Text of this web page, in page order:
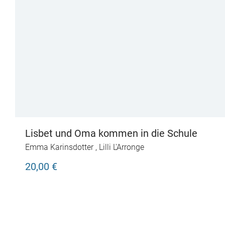
Lisbet und Oma kommen in die Schule
Emma Karinsdotter, Lilli L'Arronge
20,00 €